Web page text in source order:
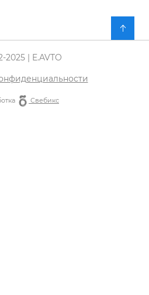
2025 | E.AVTO
Свебикс